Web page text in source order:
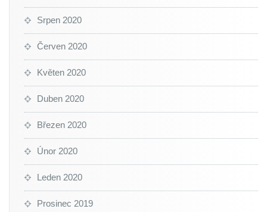
Srpen 2020
Červen 2020
Květen 2020
Duben 2020
Březen 2020
Únor 2020
Leden 2020
Prosinec 2019